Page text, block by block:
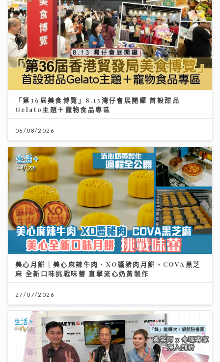
「第36屆美食博覽」8.13灣仔會展開鑼 首設甜品
Gelato主題＋寵物食品專區
06/08/2026
美心月餅｜美心麻辣牛肉、XO醬豬肉月餅、COVA黑芝
麻 全新口味挑戰味蕾 直擊流心奶黃製作
27/07/2026